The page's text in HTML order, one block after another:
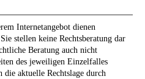
Internetangebot dienen
stellen keine Rechtsberatung dar
Beratung auch nicht
des jeweiligen Einzelfalles
die aktuelle Rechtslage durch